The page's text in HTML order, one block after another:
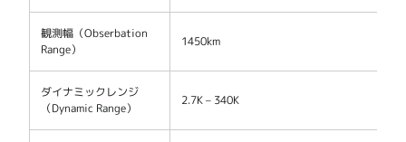
観測幅（Obserbation
Range）
1450km
ダイナミックレンジ
（Dynamic Range）
2.7K – 340K